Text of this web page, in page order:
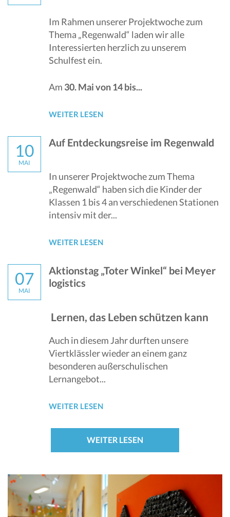
Im Rahmen unserer Projektwoche zum
Thema „Regenwald“ laden wir alle
Interessierten herzlich zu unserem
Schulfest ein.
Am 30. Mai von 14 bis...
WEITER LESEN
10
MAI
Auf Entdeckungsreise im Regenwald
In unserer Projektwoche zum Thema
„Regenwald“ haben sich die Kinder der
Klassen 1 bis 4 an verschiedenen Stationen
intensiv mit der...
WEITER LESEN
07
MAI
Aktionstag „Toter Winkel“ bei Meyer
logistics
Lernen, das Leben schützen kann
Auch in diesem Jahr durften unsere
Viertklässler wieder an einem ganz
besonderen außerschulischen
Lernangebot...
WEITER LESEN
WEITER LESEN